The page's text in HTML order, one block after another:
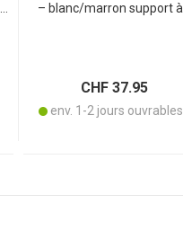
– blanc/marron support à
CHF 37.95
env. 1-2 jours ouvrables